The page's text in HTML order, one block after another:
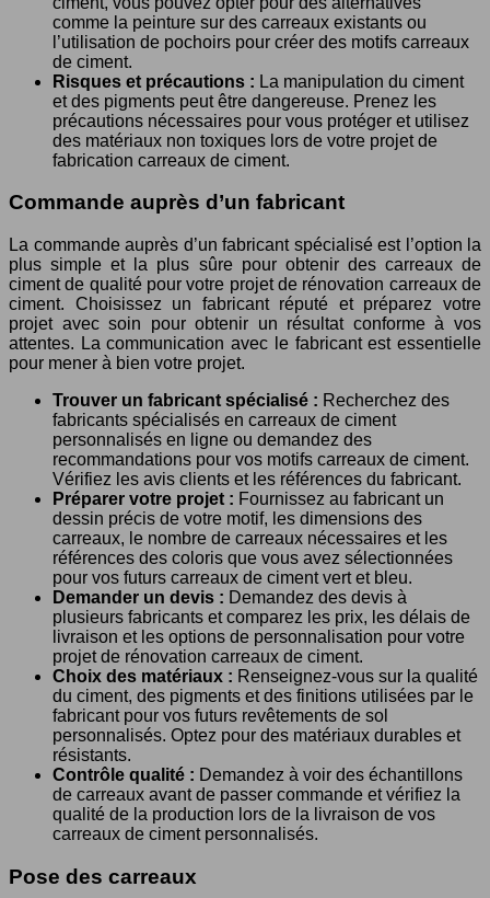
comme la peinture sur des carreaux existants ou
l’utilisation de pochoirs pour créer des motifs carreaux
de ciment.
Risques et précautions : La manipulation du ciment
et des pigments peut être dangereuse. Prenez les
précautions nécessaires pour vous protéger et utilisez
des matériaux non toxiques lors de votre projet de
fabrication carreaux de ciment.
Commande auprès d’un fabricant
La commande auprès d’un fabricant spécialisé est l’option la
plus simple et la plus sûre pour obtenir des carreaux de
ciment de qualité pour votre projet de rénovation carreaux de
ciment. Choisissez un fabricant réputé et préparez votre
projet avec soin pour obtenir un résultat conforme à vos
attentes. La communication avec le fabricant est essentielle
pour mener à bien votre projet.
Trouver un fabricant spécialisé : Recherchez des
fabricants spécialisés en carreaux de ciment
personnalisés en ligne ou demandez des
recommandations pour vos motifs carreaux de ciment.
Vérifiez les avis clients et les références du fabricant.
Préparer votre projet : Fournissez au fabricant un
dessin précis de votre motif, les dimensions des
carreaux, le nombre de carreaux nécessaires et les
références des coloris que vous avez sélectionnées
pour vos futurs carreaux de ciment vert et bleu.
Demander un devis : Demandez des devis à
plusieurs fabricants et comparez les prix, les délais de
livraison et les options de personnalisation pour votre
projet de rénovation carreaux de ciment.
Choix des matériaux : Renseignez-vous sur la qualité
du ciment, des pigments et des finitions utilisées par le
fabricant pour vos futurs revêtements de sol
personnalisés. Optez pour des matériaux durables et
résistants.
Contrôle qualité : Demandez à voir des échantillons
de carreaux avant de passer commande et vérifiez la
qualité de la production lors de la livraison de vos
carreaux de ciment personnalisés.
Pose des carreaux